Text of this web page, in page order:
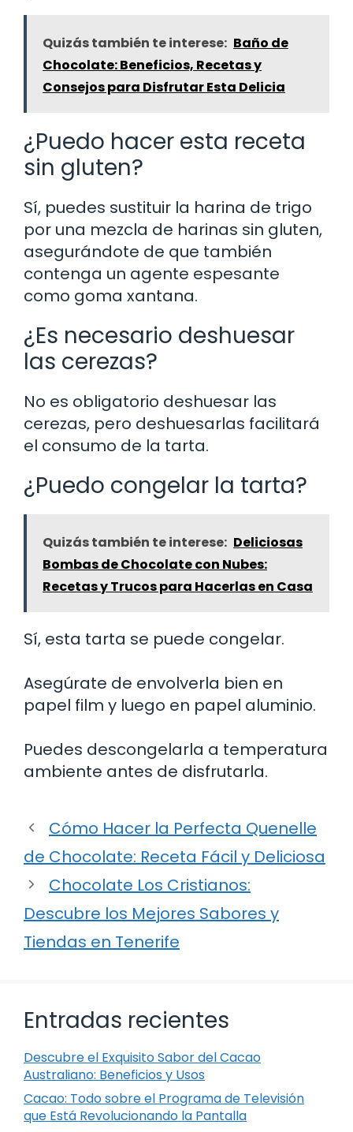
Quizás también te interese: Baño de
Chocolate: Beneficios, Recetas y
Consejos para Disfrutar Esta Delicia
¿Puedo hacer esta receta
sin gluten?
Sí, puedes sustituir la harina de trigo
por una mezcla de harinas sin gluten,
asegurándote de que también
contenga un agente espesante
como goma xantana.
¿Es necesario deshuesar
las cerezas?
No es obligatorio deshuesar las
cerezas, pero deshuesarlas facilitará
el consumo de la tarta.
¿Puedo congelar la tarta?
Quizás también te interese: Deliciosas
Bombas de Chocolate con Nubes:
Recetas y Trucos para Hacerlas en Casa
Sí, esta tarta se puede congelar.
Asegúrate de envolverla bien en
papel film y luego en papel aluminio.
Puedes descongelarla a temperatura
ambiente antes de disfrutarla.
Cómo Hacer la Perfecta Quenelle
de Chocolate: Receta Fácil y Deliciosa
Chocolate Los Cristianos:
Descubre los Mejores Sabores y
Tiendas en Tenerife
Entradas recientes
Descubre el Exquisito Sabor del Cacao
Australiano: Beneficios y Usos
Cacao: Todo sobre el Programa de Televisión
que Está Revolucionando la Pantalla